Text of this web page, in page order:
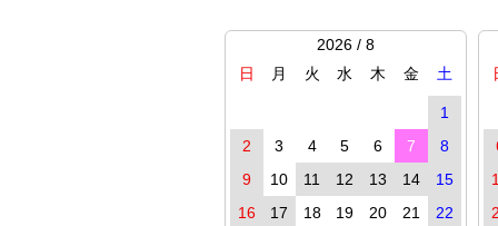
2026 / 8
日
月 火 水 木 金 土
1
2
3 4 5 6 7
8
9
10 11 12 13 14
15
16
17 18 19 20 21
22